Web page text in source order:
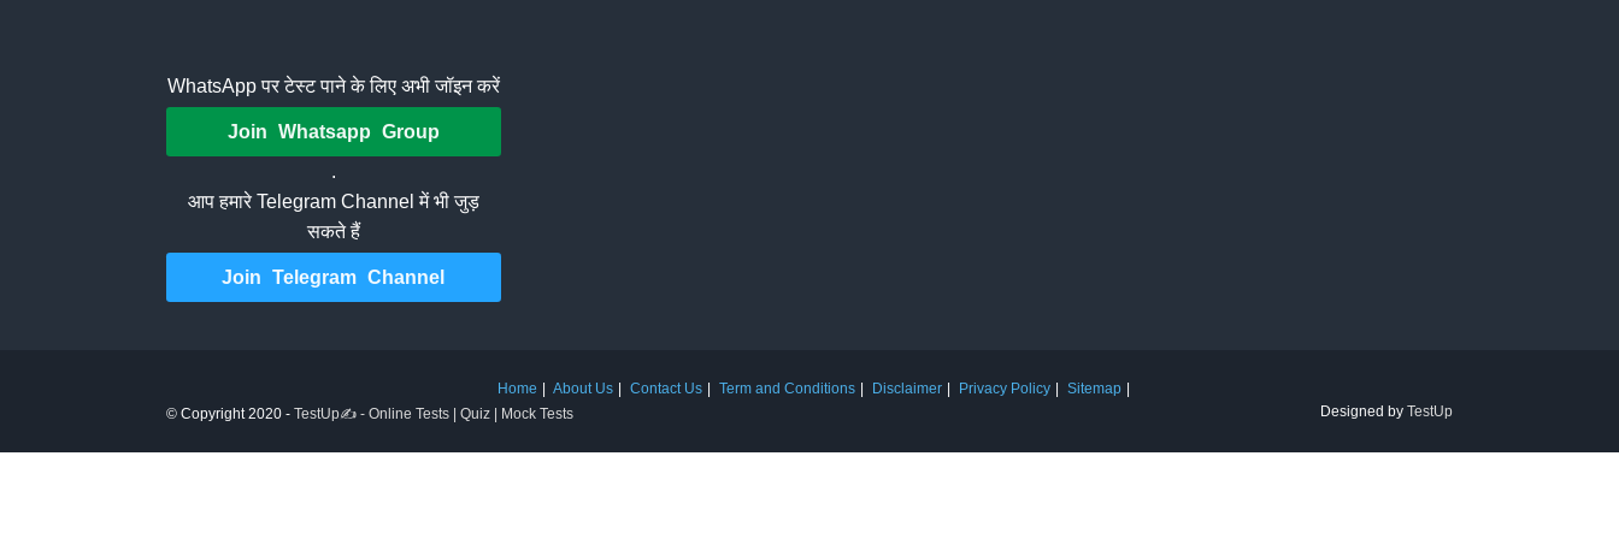
WhatsApp पर टेस्ट पाने के लिए अभी जॉइन करें
Join Whatsapp Group
.
आप हमारे Telegram Channel में भी जुड़
सकते हैं
Join Telegram Channel
Home About Us Contact Us Term and Conditions Disclaimer Privacy Policy
Sitemap
© Copyright 2020 - TestUp✍️ - Online Tests | Quiz | Mock Tests Designed by TestUp